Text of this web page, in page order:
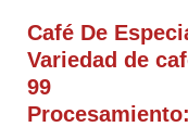
Café De
Variedad de
99